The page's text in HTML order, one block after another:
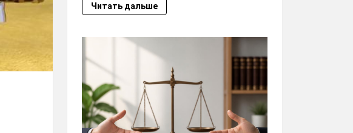
Читать дальше